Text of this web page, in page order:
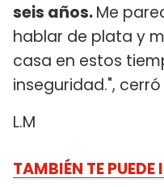
seis años.Me
hablar de plata y
casa en estos
inseguridad.",
L.M
TAMBIÉN TE PUEDE